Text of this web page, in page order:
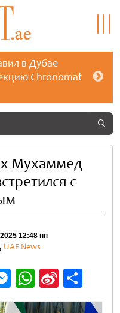
в Дубае
Chronomat
Мухаммед
с
12:48 пп
, UAE News
Messenger
WhatsApp
Sina
Weibo